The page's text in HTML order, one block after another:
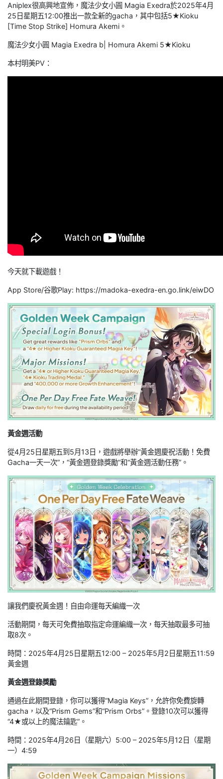
Aniplex很高興地宣佈，魔法少女小圓 Magia Exedra於2025年4月
25日星期五12:00推出一款全新的gacha，其中包括5★Kioku
[Time Stop Strike] Homura Akemi。
魔法少女小圓 Magia Exedra b| Homura Akemi 5★Kioku
本村明美PV：
今天就下載遊戲！
App Store/谷歌Play: https://madoka-exedra-en.go.link/eiwDO
黃金週活動
從4月25日星期五到5月13日，遊戲將舉辦“黃金週慶祝活動！免費
Gacha一天一次”，“黃金週登錄獎勵”和“黃金週活動任務”。
讓我們慶祝黃金週！自由命運每天編織一次
活動期間，每天可免費抽取指定命運編織一次，每天抽取最多可抽
取8次。
時間：2025年4月25日星期五12:00 – 2025年5月2日星期五11:59
黃金週
黃金週登錄獎勵
通過在此期間登錄，你可以獲得“Magia Keys”，允許你免費旋轉
gacha，以及“Prism Gems”和“Prism Orbs”。登錄10次可以獲得
“4★或以上的魔法鑰匙”。
時間：2025年4月26日（星期六）5:00 – 2025年5月12日（星期
一）4:59